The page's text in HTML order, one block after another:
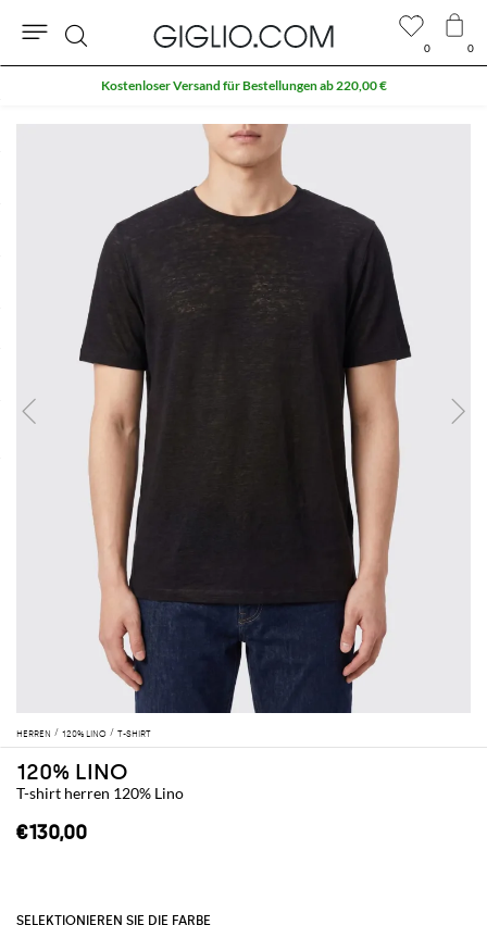
HERREN 120% LINO T-SHIRT
120% LINO
T-shirt herren 120% Lino
€130,00
SELEKTIONIEREN SIE DIE FARBE
0 0
Suche
Kostenloser Versand für Bestellungen ab 220,00 €